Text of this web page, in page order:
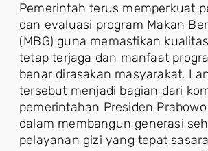
Pemerintah terus memperkuat
dan evaluasi program Makan
(MBG) guna memastikan
tetap terjaga dan manfaat
benar dirasakan masyarakat.
tersebut menjadi bagian dari
pemerintahan Presiden
dalam membangun generasi
pelayanan gizi yang tepat